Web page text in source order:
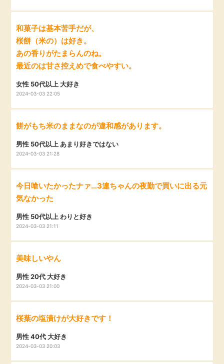
和菓子は基本苦手だが、
桜餅（米の）は好き。
あの香りがたまらんのね。
最近のは甘さ控えめで食べやすい。
女性 50代以上 大好き
2024-03-03 22:05
餅がもち米のままなのが違和感があります。
男性 50代以上 あまり好きではない
2024-03-03 21:28
今日喰いたかったナァ…3連ちゃんの夜勤で買いに出る元
気なかった
男性 50代以上 わりと好き
2024-03-03 21:11
美味しいやん
男性 20代 大好き
2024-03-03 21:00
桜葉の塩漬けが大好きです！
男性 40代 大好き
2024-03-03 20:03